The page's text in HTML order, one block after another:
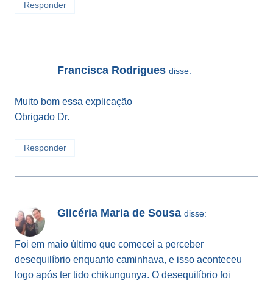
Responder
Francisca Rodrigues disse:
Muito bom essa explicação
Obrigado Dr.
Responder
Glicéria Maria de Sousa disse:
Foi em maio último que comecei a perceber
desequilíbrio enquanto caminhava, e isso aconteceu
logo após ter tido chikungunya. O desequilíbrio foi